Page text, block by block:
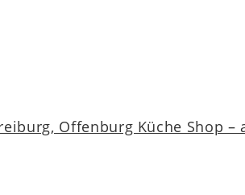
Offenburg Küche Shop